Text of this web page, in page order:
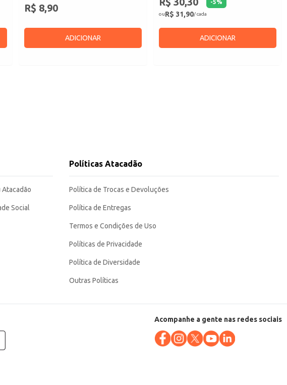
R$ 8,90
ADICIONAR
-5%
ouR$ 31,90/ cada
ADICIONAR
Social
Políticas Atacadão
Política de Trocas e Devoluções
Política de Entregas
Termos e Condições de Uso
Políticas de Privacidade
Política de Diversidade
Outras Políticas
Acompanhe a gente nas redes sociais